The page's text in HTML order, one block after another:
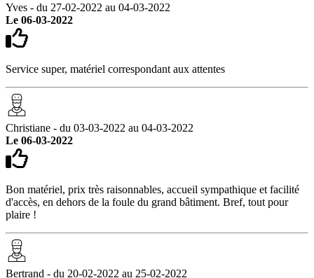
Yves - du 27-02-2022 au 04-03-2022
Le 06-03-2022
Service super, matériel correspondant aux attentes
Christiane - du 03-03-2022 au 04-03-2022
Le 06-03-2022
Bon matériel, prix très raisonnables, accueil sympathique et facilité
d'accès, en dehors de la foule du grand bâtiment. Bref, tout pour
plaire !
Bertrand - du 20-02-2022 au 25-02-2022